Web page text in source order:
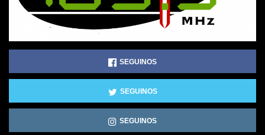
SEGUINOS
SEGUINOS
SEGUINOS